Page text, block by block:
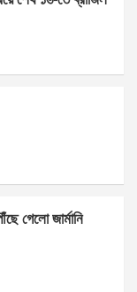
গেলো জার্মানি